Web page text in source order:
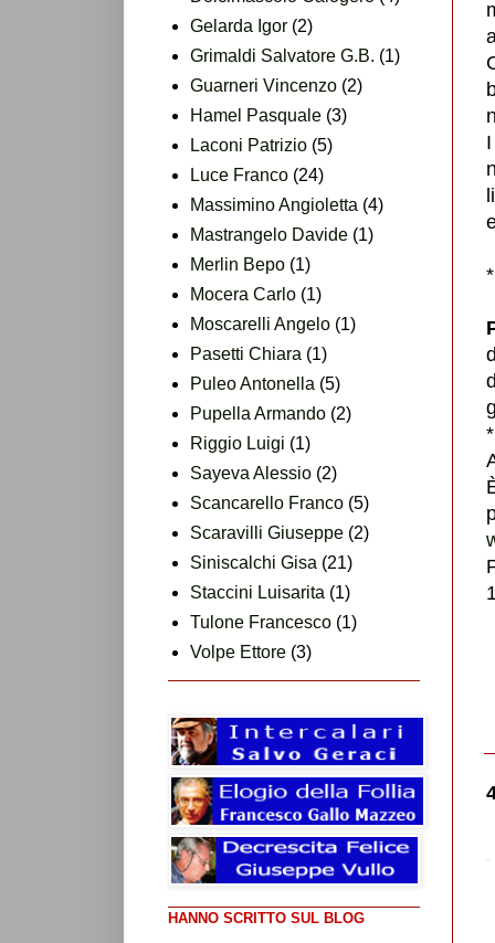
*
Gelarda Igor (2)
Grimaldi Salvatore G.B. (1)
Guarneri Vincenzo (2)
Hamel Pasquale (3)
Laconi Patrizio (5)
Luce Franco (24)
Massimino Angioletta (4)
Mastrangelo Davide (1)
Merlin Bepo (1)
Mocera Carlo (1)
Moscarelli Angelo (1)
Pasetti Chiara (1)
Puleo Antonella (5)
Pupella Armando (2)
Riggio Luigi (1)
Sayeva Alessio (2)
Scancarello Franco (5)
Scaravilli Giuseppe (2)
Siniscalchi Gisa (21)
Staccini Luisarita (1)
Tulone Francesco (1)
Volpe Ettore (3)
HANNO SCRITTO SUL BLOG